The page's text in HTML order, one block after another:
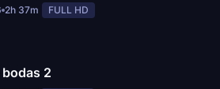
2h 37m FULL HD
2